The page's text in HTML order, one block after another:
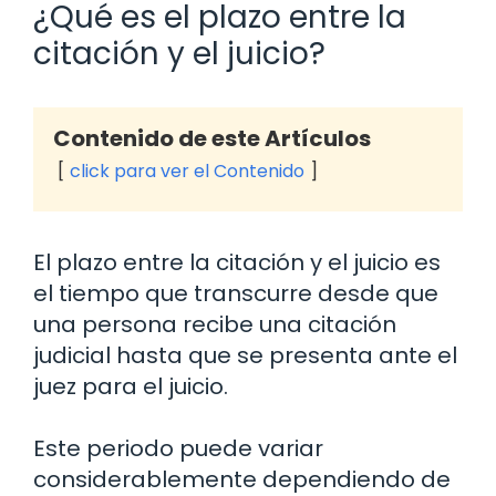
¿Qué es el plazo entre la
citación y el juicio?
Contenido de este Artículos
click para ver el Contenido
El plazo entre la citación y el juicio es
el tiempo que transcurre desde que
una persona recibe una citación
judicial hasta que se presenta ante el
juez para el juicio.
Este periodo puede variar
considerablemente dependiendo de